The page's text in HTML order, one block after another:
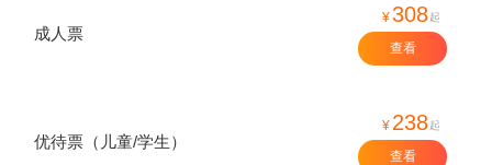
成人票
¥308起
查看
优待票（儿童/学生）
¥ 238起
查看